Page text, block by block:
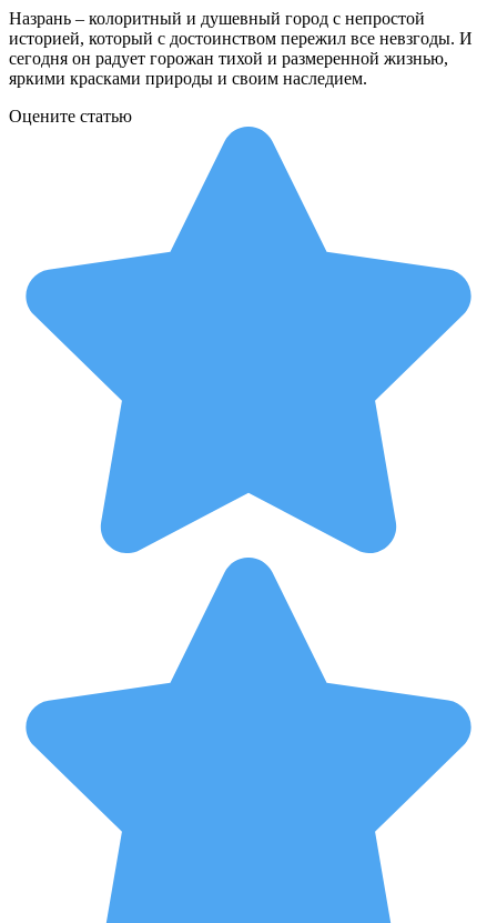
Назрань – колоритный и душевный город с непростой
историей, который с достоинством пережил все невзгоды. И
сегодня он радует горожан тихой и размеренной жизнью,
яркими красками природы и своим наследием.
Оцените статью